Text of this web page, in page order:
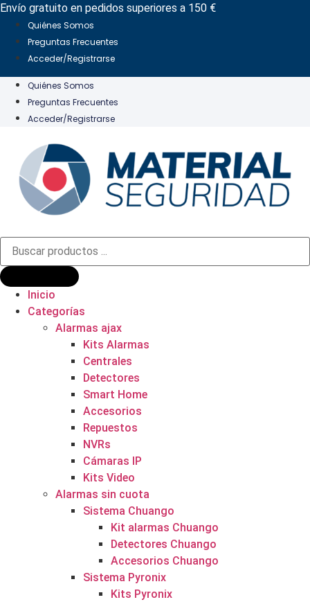
Ir
contenido
Envío gratuito en pedidos superiores a 150 €
Quiénes Somos
Preguntas Frecuentes
Acceder/Registrarse
Quiénes Somos
Preguntas Frecuentes
Acceder/Registrarse
Búsqueda
productos
Inicio
Categorías
Alarmas ajax
Kits Alarmas
Centrales
Detectores
Smart Home
Accesorios
Repuestos
NVRs
Cámaras IP
Kits Video
Alarmas sin cuota
Sistema Chuango
Kit alarmas Chuango
Detectores Chuango
Accesorios Chuango
Sistema Pyronix
Kits Pyronix